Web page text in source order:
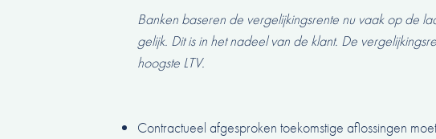
Banken baseren de vergelijkingsrente nu vaak op de
gelijk. Dit is in het nadeel van de klant. De
hoogste LTV.
Contractueel afgesproken toekomstige aflossingen